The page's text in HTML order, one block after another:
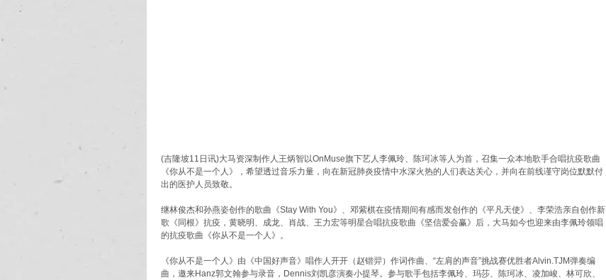
(吉隆坡11日讯)大马资深制作人王炳智以OnMuse旗下艺人李佩玲、陈珂冰等人为首，召集一众本地歌手合唱抗疫歌曲
《你从不是一个人》，希望透过音乐力量，向在新冠肺炎疫情中水深火热的人们表达关心，并向在前线谨守岗位默默付
出的医护人员致敬。
继林俊杰和孙燕姿创作的歌曲《Stay With You》、邓紫棋在疫情期间有感而发创作的《平凡天使》、李荣浩亲自创作新
歌《同根》抗疫，黄晓明、成龙、肖战、王力宏等明星合唱抗疫歌曲《坚信爱会赢》后，大马如今也迎来由李佩玲领唱
的抗疫歌曲《你从不是一个人》。
《你从不是一个人》由《中国好声音》唱作人开开（赵锴羿）作词作曲、“左肩的声音”挑战赛优胜者Alvin.TJM弹奏编
曲，邀来Hanz郭文翰参与录音，Dennis刘凯彦演奏小提琴。参与歌手包括李佩玲、玛莎、陈珂冰、凌加峻、林可欣、